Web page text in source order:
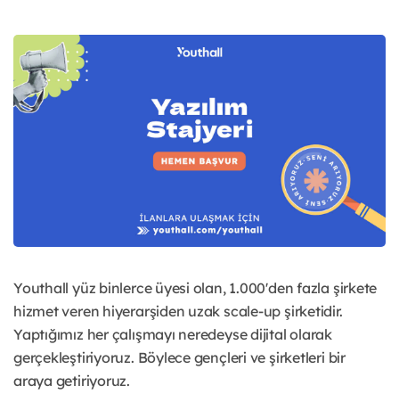
Youthall yüz binlerce üyesi olan, 1.000'den fazla şirkete
hizmet veren hiyerarşiden uzak scale-up şirketidir.
Yaptığımız her çalışmayı neredeyse dijital olarak
gerçekleştiriyoruz. Böylece gençleri ve şirketleri bir
araya getiriyoruz.